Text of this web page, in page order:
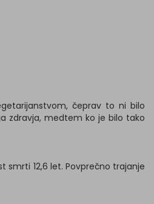
čeprav to ni bilo
zdravja, medtem ko je bilo tako
smrti 12,6 let. Povprečno trajanje